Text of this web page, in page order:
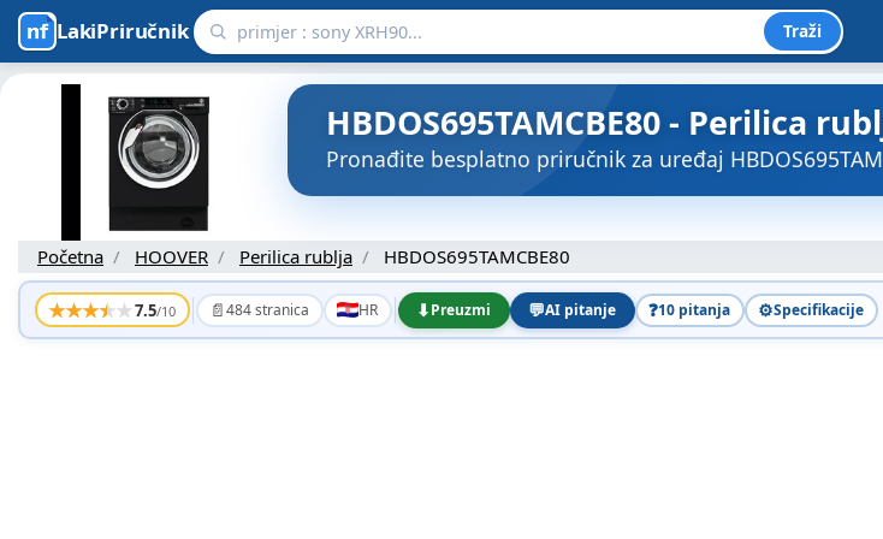
LakiPriručnik Traži
HBDOS695TAMCBE80 - Perilica
Pronađite besplatno priručnik za uređaj
Početna HOOVER Perilica rublja HBDOS695TAMCBE80
★★★★★7.5/10 📄484 stranica HR ⬇Preuzmi 💬AI pitanje ❓10 pitanja ⚙️Specifikacije